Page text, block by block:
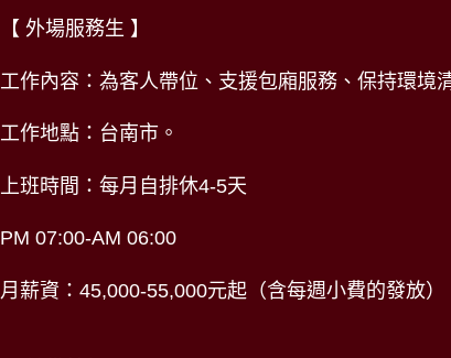
【 外場服務生 】
工作內容：為客人帶位、支援包廂服務、保持環境
工作地點：台南市。
上班時間：每月自排休4-5天
PM 07:00-AM 06:00
月薪資：45,000-55,000元起（含每週小費的發放）